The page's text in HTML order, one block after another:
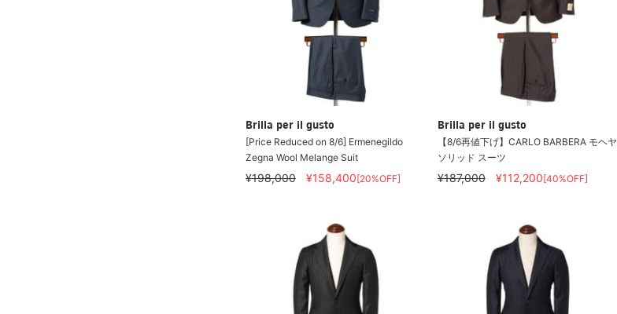
Brilla per il gusto
[Price Reduced on 8/6] Ermenegildo
Zegna Wool Melange Suit
¥198,000 ¥158,400[20%OFF]
Brilla per il gusto
【8/6再値下げ】CARLO BARBERA モヘヤ
ソリッド スーツ
¥187,000 ¥112,200[40%OFF]